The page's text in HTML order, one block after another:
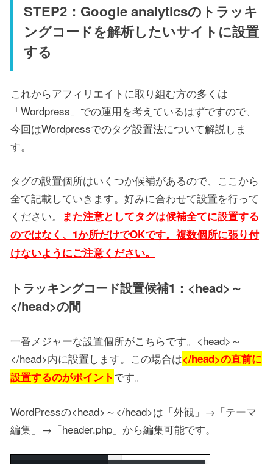
STEP2：Google analyticsのトラッキ
ングコードを解析したいサイトに設置
する
これからアフィリエイトに取り組む方の多くは
「Wordpress」での運用を考えているはずですので、
今回はWordpressでのタグ設置法について解説しま
す。
タグの設置個所はいくつか候補があるので、ここから
全て記載していきます。好みに合わせて設置を行って
ください。 また注意としてタグは候補全てに設置する
のではなく、1か所だけでOKです。複数個所に張り付
けないようにご注意ください。
トラッキングコード設置候補1：<head>～
</head>の間
一番メジャーな設置個所がこちらです。<head>～
</head>内に設置します。この場合は</head>の直前に
設置するのがポイントです。
WordPressの<head>～</head>は「外観」→「テーマ
編集」→「header.php」から編集可能です。